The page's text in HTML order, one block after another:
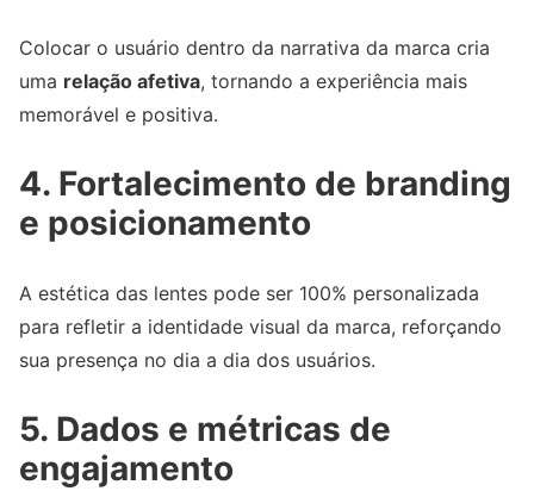
Colocar o usuário dentro da narrativa da marca cria
uma relação afetiva, tornando a experiência mais
memorável e positiva.
4. Fortalecimento de branding
e posicionamento
A estética das lentes pode ser 100% personalizada
para refletir a identidade visual da marca, reforçando
sua presença no dia a dia dos usuários.
5. Dados e métricas de
engajamento